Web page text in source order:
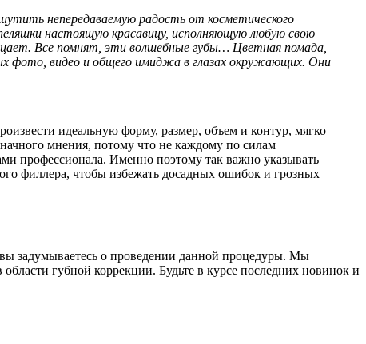
непередаваемую радость от косметического
настоящую красавицу, исполняющую любую свою
Все помнят, эти волшебные губы… Цветная помада,
фото, видео и общего имиджа в глазах окружающих. Они
идеальную форму, размер, объем и контур, мягко
мнения, потому что не каждому по силам
профессионала. Именно поэтому так важно указывать
филлера, чтобы избежать досадных ошибок и грозных
задумываетесь о проведении данной процедуры. Мы
губной коррекции. Будьте в курсе последних новинок и